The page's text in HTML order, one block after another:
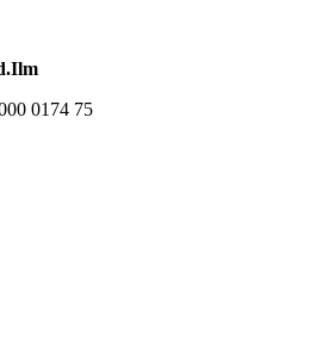
0174 75